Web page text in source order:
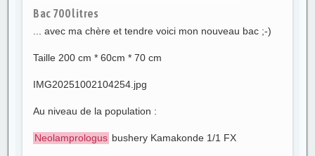
Bac 700 litres
... avec ma chère et tendre voici mon nouveau bac ;-)
Taille 200 cm * 60cm * 70 cm
IMG20251002104254.jpg
Au niveau de la population :
Neolamprologus bushery Kamakonde 1/1 FX